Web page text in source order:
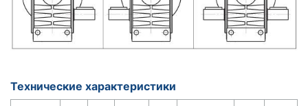
Технические характеристики